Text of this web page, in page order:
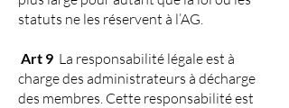
statuts ne les réservent à l’AG.
Art 9 La responsabilité légale est à
charge des administrateurs à décharge
des membres. Cette responsabilité est